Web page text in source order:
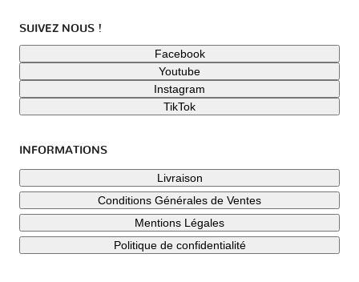
SUIVEZ NOUS !
Facebook
Youtube
Instagram
TikTok
INFORMATIONS
Livraison
Conditions Générales de Ventes
Mentions Légales
Politique de confidentialité